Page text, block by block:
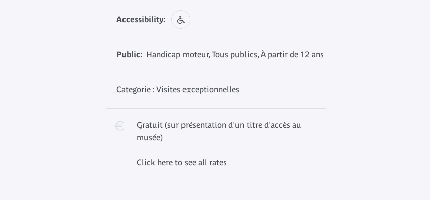
Accessibility:
Public: Handicap moteur, Tous publics, À partir de 12 ans
Categorie : Visites exceptionnelles
Gratuit (sur présentation d'un titre d'accès au
musée)
Click here to see all rates